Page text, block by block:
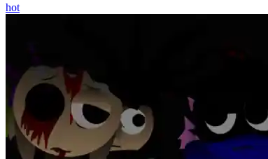
hot